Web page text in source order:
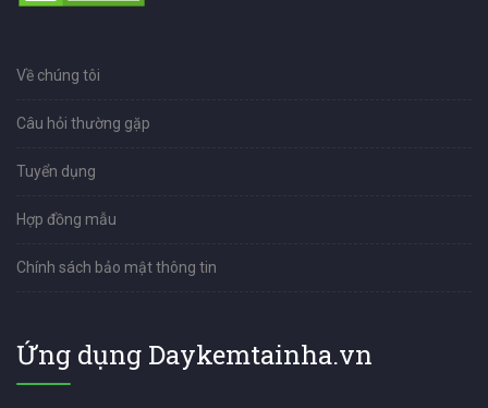
Về chúng tôi
Câu hỏi thường gặp
Tuyển dụng
Hợp đồng mẫu
Chính sách bảo mật thông tin
Ứng dụng Daykemtainha.vn